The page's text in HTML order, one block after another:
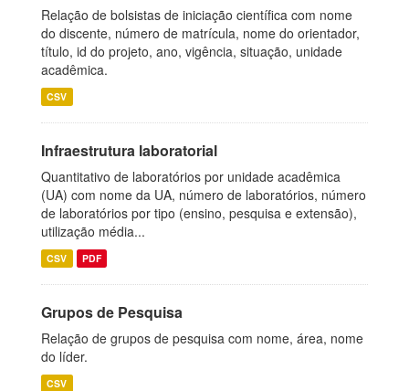
Relação de bolsistas de iniciação científica com nome
do discente, número de matrícula, nome do orientador,
título, id do projeto, ano, vigência, situação, unidade
acadêmica.
CSV
Infraestrutura laboratorial
Quantitativo de laboratórios por unidade acadêmica
(UA) com nome da UA, número de laboratórios, número
de laboratórios por tipo (ensino, pesquisa e extensão),
utilização média...
CSV PDF
Grupos de Pesquisa
Relação de grupos de pesquisa com nome, área, nome
do líder.
CSV